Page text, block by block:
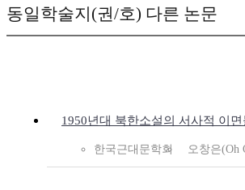
동일학술지(권/호) 다른 논문
1950년대 북한소설의 서사적 이면
한국근대문학회 오창은(Oh